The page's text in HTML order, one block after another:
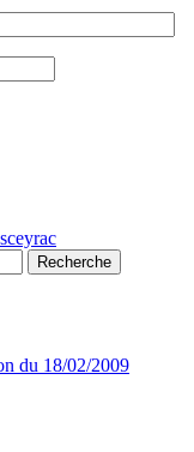
Recherche
du 18/02/2009